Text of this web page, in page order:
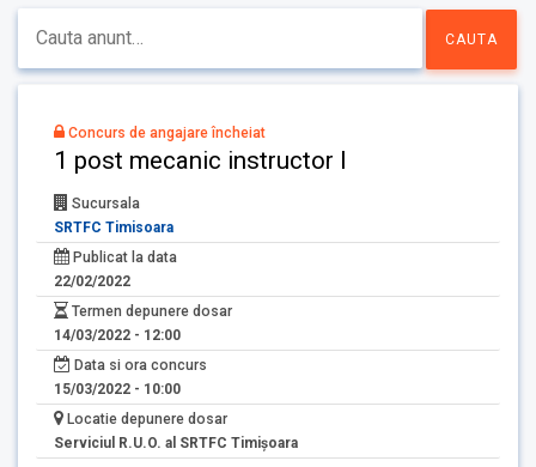
Concurs de angajare încheiat
1 post mecanic instructor I
Sucursala
SRTFC Timisoara
Publicat la data
22/02/2022
Termen depunere dosar
14/03/2022 - 12:00
Data si ora concurs
15/03/2022 - 10:00
Locatie depunere dosar
Serviciul R.U.O. al SRTFC Timişoara